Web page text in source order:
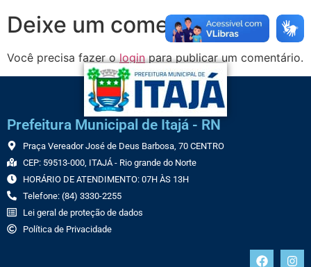
Deixe um comentário
Você precisa fazer ologinpara publicar um comentário.
Prefeitura Municipal de Itajá - RN
Praça Vereador José de Deus Barbosa, 70 CENTRO
CEP: 59513-000, ITAJÁ - Rio grande do Norte
HORÁRIO DE ATENDIMENTO: 07H ÀS 13H
Telefone: (84) 3330-2255
Lei geral de proteção de dados
Política de Privacidade